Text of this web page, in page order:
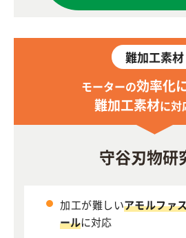
難加工素材
モーターの効率化
難加工素材に対
守谷刃物研
加工が難しいアモルファ
ールに対応